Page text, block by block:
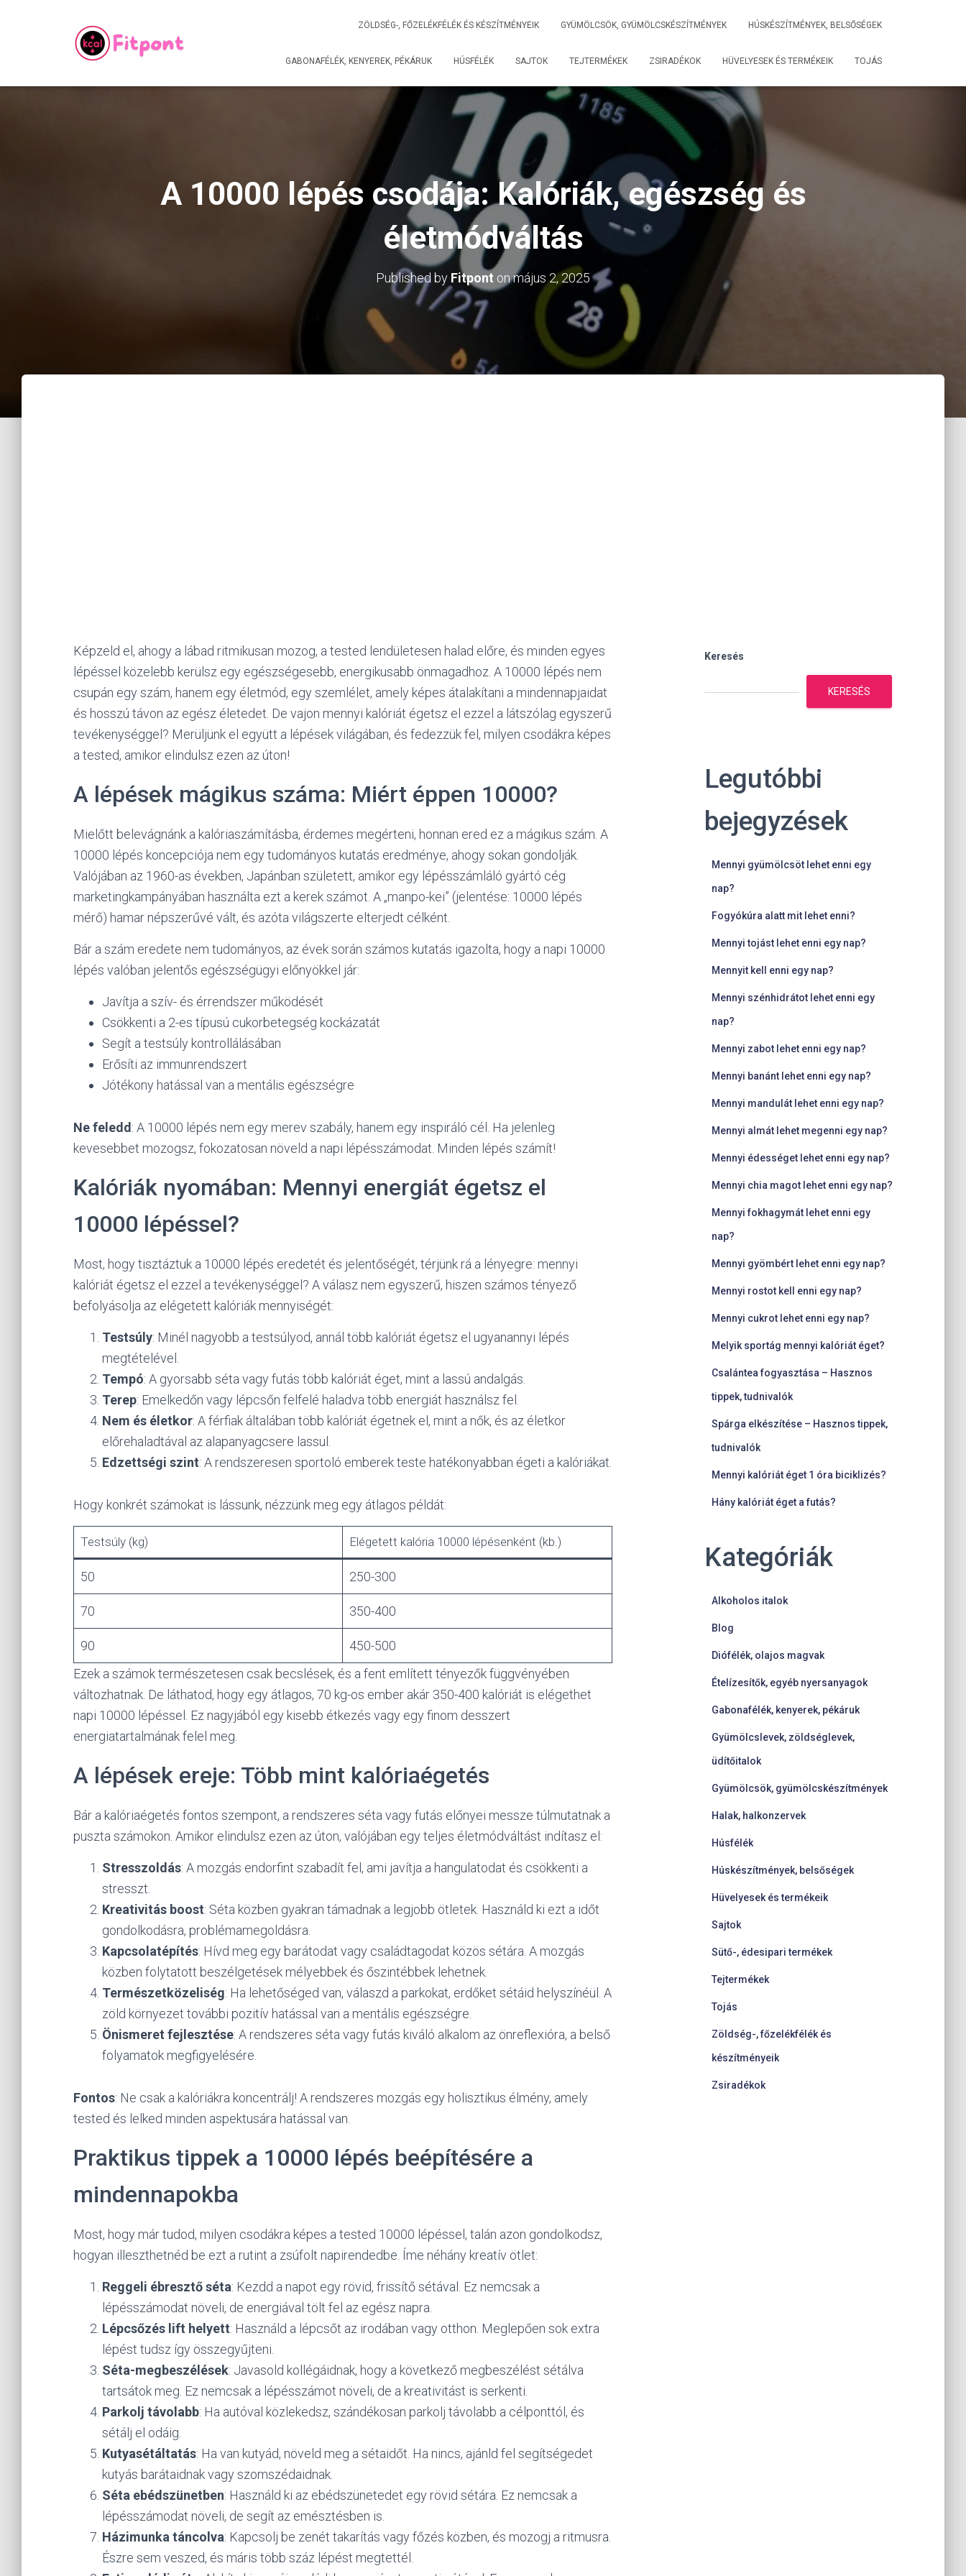
ZÖLDSÉG-, FŐZELÉKFÉLÉK ÉS KÉSZÍTMÉNYEIK GYÜMÖLCSÖK, GYÜMÖLCSKÉSZÍTMÉNYEK HÚSKÉSZÍTMÉNYEK, BELSŐSÉGEK
GABONAFÉLÉK, KENYEREK, PÉKÁRUK HÚSFÉLÉK SAJTOK TEJTERMÉKEK ZSIRADÉKOK HÜVELYESEK ÉS TERMÉKEIK TOJÁS
A 10000 lépés csodája: Kalóriák, egészség és
életmódváltás
Published by Fitpont onmájus 2, 2025
Képzeld el, ahogy a lábad ritmikusan mozog, a tested lendületesen halad előre, és minden egyes
lépéssel közelebb kerülsz egy egészségesebb, energikusabb önmagadhoz. A 10000 lépés nem
csupán egy szám, hanem egy életmód, egy szemlélet, amely képes átalakítani a mindennapjaidat
és hosszú távon az egész életedet. De vajon mennyi kalóriát égetsz el ezzel a látszólag egyszerű
tevékenységgel? Merüljünk el együtt a lépések világában, és fedezzük fel, milyen csodákra képes
a tested, amikor elindulsz ezen az úton!
A lépések mágikus száma: Miért éppen 10000?
Mielőtt belevágnánk a kalóriaszámításba, érdemes megérteni, honnan ered ez a mágikus szám. A
10000 lépés koncepciója nem egy tudományos kutatás eredménye, ahogy sokan gondolják.
Valójában az 1960-as években, Japánban született, amikor egy lépésszámláló gyártó cég
marketingkampányában használta ezt a kerek számot. A „manpo-kei” (jelentése: 10000 lépés
mérő) hamar népszerűvé vált, és azóta világszerte elterjedt célként.
Bár a szám eredete nem tudományos, az évek során számos kutatás igazolta, hogy a napi 10000
lépés valóban jelentős egészségügyi előnyökkel jár:
Javítja a szív- és érrendszer működését
Csökkenti a 2-es típusú cukorbetegség kockázatát
Segít a testsúly kontrollálásában
Erősíti az immunrendszert
Jótékony hatással van a mentális egészségre
Ne feledd : A 10000 lépés nem egy merev szabály, hanem egy inspiráló cél. Ha jelenleg
kevesebbet mozogsz, fokozatosan növeld a napi lépésszámodat. Minden lépés számít!
Kalóriák nyomában: Mennyi energiát égetsz el
10000 lépéssel?
Most, hogy tisztáztuk a 10000 lépés eredetét és jelentőségét, térjünk rá a lényegre: mennyi
kalóriát égetsz el ezzel a tevékenységgel? A válasz nem egyszerű, hiszen számos tényező
befolyásolja az elégetett kalóriák mennyiségét:
Testsúly: Minél nagyobb a testsúlyod, annál több kalóriát égetsz el ugyanannyi lépés
megtételével.
Tempó: A gyorsabb séta vagy futás több kalóriát éget, mint a lassú andalgás.
Terep: Emelkedőn vagy lépcsőn felfelé haladva több energiát használsz fel.
Nem és életkor: A férfiak általában több kalóriát égetnek el, mint a nők, és az életkor
előrehaladtával az alapanyagcsere lassul.
Edzettségi szint: A rendszeresen sportoló emberek teste hatékonyabban égeti a kalóriákat.
Hogy konkrét számokat is lássunk, nézzünk meg egy átlagos példát:
Testsúly (kg) Elégetett kalória 10000 lépésenként (kb.)
50 250-300
70 350-400
90
450-500
Ezek a számok természetesen csak becslések, és a fent említett tényezők függvényében
változhatnak. De láthatod, hogy egy átlagos, 70 kg-os ember akár 350-400 kalóriát is elégethet
napi 10000 lépéssel. Ez nagyjából egy kisebb étkezés vagy egy finom desszert
energiatartalmának felel meg.
A lépések ereje: Több mint kalóriaégetés
Bár a kalóriaégetés fontos szempont, a rendszeres séta vagy futás előnyei messze túlmutatnak a
puszta számokon. Amikor elindulsz ezen az úton, valójában egy teljes életmódváltást indítasz el:
Stresszoldás: A mozgás endorfint szabadít fel, ami javítja a hangulatodat és csökkenti a
stresszt.
Kreativitás boost: Séta közben gyakran támadnak a legjobb ötletek. Használd ki ezt a időt
gondolkodásra, problémamegoldásra.
Kapcsolatépítés: Hívd meg egy barátodat vagy családtagodat közös sétára. A mozgás
közben folytatott beszélgetések mélyebbek és őszintébbek lehetnek.
Természetközeliség: Ha lehetőséged van, válaszd a parkokat, erdőket sétáid helyszínéül. A
zöld környezet további pozitív hatással van a mentális egészségre.
Önismeret fejlesztése: A rendszeres séta vagy futás kiváló alkalom az önreflexióra, a belső
folyamatok megfigyelésére.
Fontos: Ne csak a kalóriákra koncentrálj! A rendszeres mozgás egy holisztikus élmény, amely
tested és lelked minden aspektusára hatással van.
Praktikus tippek a 10000 lépés beépítésére a
mindennapokba
Most, hogy már tudod, milyen csodákra képes a tested 10000 lépéssel, talán azon gondolkodsz,
hogyan illeszthetnéd be ezt a rutint a zsúfolt napirendedbe. Íme néhány kreatív ötlet:
Reggeli ébresztő séta: Kezdd a napot egy rövid, frissítő sétával. Ez nemcsak a
lépésszámodat növeli, de energiával tölt fel az egész napra.
Lépcsőzés lift helyett: Használd a lépcsőt az irodában vagy otthon. Meglepően sok extra
lépést tudsz így összegyűjteni.
Séta-megbeszélések: Javasold kollégáidnak, hogy a következő megbeszélést sétálva
tartsátok meg. Ez nemcsak a lépésszámot növeli, de a kreativitást is serkenti.
Parkolj távolabb: Ha autóval közlekedsz, szándékosan parkolj távolabb a célponttól, és
sétálj el odáig.
Kutyasétáltatás: Ha van kutyád, növeld meg a sétaidőt. Ha nincs, ajánld fel segítségedet
kutyás barátaidnak vagy szomszédaidnak.
Séta ebédszünetben: Használd ki az ebédszünetedet egy rövid sétára. Ez nemcsak a
lépésszámodat növeli, de segít az emésztésben is.
Házimunka táncolva: Kapcsolj be zenét takarítás vagy főzés közben, és mozogj a ritmusra.
Észre sem veszed, és máris több száz lépést megtettél.
Keresés
KERESÉS
Legutóbbi
bejegyzések
Mennyi gyümölcsöt lehet enni egy
nap?
Fogyókúra alatt mit lehet enni?
Mennyi tojást lehet enni egy nap?
Mennyit kell enni egy nap?
Mennyi szénhidrátot lehet enni egy
nap?
Mennyi zabot lehet enni egy nap?
Mennyi banánt lehet enni egy nap?
Mennyi mandulát lehet enni egy nap?
Mennyi almát lehet megenni egy nap?
Mennyi édességet lehet enni egy nap?
Mennyi chia magot lehet enni egy nap?
Mennyi fokhagymát lehet enni egy
nap?
Mennyi gyömbért lehet enni egy nap?
Mennyi rostot kell enni egy nap?
Mennyi cukrot lehet enni egy nap?
Melyik sportág mennyi kalóriát éget?
Csalántea fogyasztása – Hasznos
tippek, tudnivalók
Spárga elkészítése – Hasznos tippek,
tudnivalók
Mennyi kalóriát éget 1 óra biciklizés?
Hány kalóriát éget a futás?
Kategóriák
Alkoholos italok
Blog
Diófélék, olajos magvak
Ételízesítők, egyéb nyersanyagok
Gabonafélék, kenyerek, pékáruk
Gyümölcslevek, zöldséglevek,
üdítőitalok
Gyümölcsök, gyümölcskészítmények
Halak, halkonzervek
Húsfélék
Húskészítmények, belsőségek
Hüvelyesek és termékeik
Sajtok
Sütő-, édesipari termékek
Tejtermékek
Tojás
Zöldség-, főzelékfélék és
készítményeik
Zsiradékok